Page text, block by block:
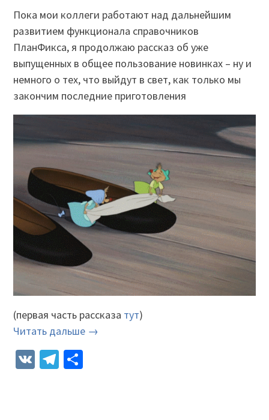
Пока мои коллеги работают над дальнейшим
развитием функционала справочников
ПланФикса, я продолжаю рассказ об уже
выпущенных в общее пользование новинках – ну и
немного о тех, что выйдут в свет, как только мы
закончим последние приготовления
(первая часть рассказа тут)
Читать дальше →
VK Telegram